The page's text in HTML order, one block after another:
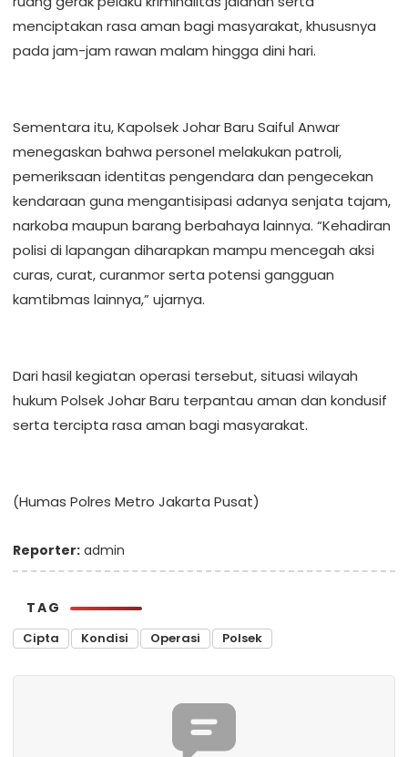
menciptakan rasa aman bagi masyarakat, khususnya
pada jam-jam rawan malam hingga dini hari.
Sementara itu, Kapolsek Johar Baru Saiful Anwar
menegaskan bahwa personel melakukan patroli,
pemeriksaan identitas pengendara dan pengecekan
kendaraan guna mengantisipasi adanya senjata tajam,
narkoba maupun barang berbahaya lainnya. “Kehadiran
polisi di lapangan diharapkan mampu mencegah aksi
curas, curat, curanmor serta potensi gangguan
kamtibmas lainnya,” ujarnya.
Dari hasil kegiatan operasi tersebut, situasi wilayah
hukum Polsek Johar Baru terpantau aman dan kondusif
serta tercipta rasa aman bagi masyarakat.
(Humas Polres Metro Jakarta Pusat)
Reporter: admin
TAG
Cipta Kondisi Operasi Polsek